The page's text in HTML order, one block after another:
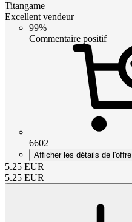
Titangame
Excellent vendeur
99%
Commentaire positif
6602
Afficher les détails de l'offre
5.25 EUR
5.25 EUR